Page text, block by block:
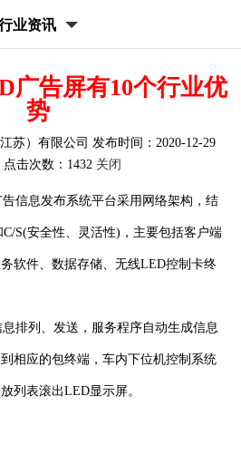
业资讯
广告屏有10个行业优
势
苏）有限公司 发布时间：2020-12-29
点击次数：1432 关闭
告信息发布系统平台采用网络架构，结
S(安全性、灵活性)，主要包括客户端
软件、数据存储、无线LED控制卡终
排列、发送，服务程序自动生成信息
相应的包终端，车内下位机控制系统
列表滚出LED显示屏。